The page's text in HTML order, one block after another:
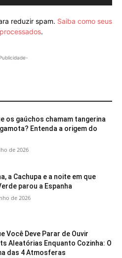
reduzir spam. Saiba como seus
.
os gaúchos chamam tangerina
Entenda a origem do
de 2026
a Cachupa e a noite em que
parou a Espanha
de 2026
Você Deve Parar de Ouvir
Aleatórias Enquanto Cozinha: O
das 4 Atmosferas